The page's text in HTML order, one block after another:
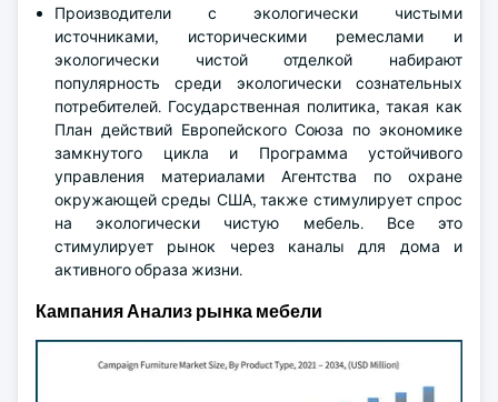
Производители с экологически чистыми
источниками, историческими ремеслами и
экологически чистой отделкой набирают
популярность среди экологически сознательных
потребителей. Государственная политика, такая как
План действий Европейского Союза по экономике
замкнутого цикла и Программа устойчивого
управления материалами Агентства по охране
окружающей среды США, также стимулирует спрос
на экологически чистую мебель. Все это
стимулирует рынок через каналы для дома и
активного образа жизни.
Кампания Анализ рынка мебели